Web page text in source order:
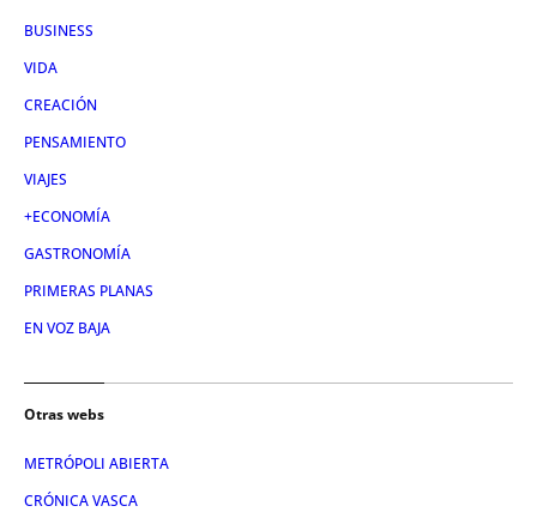
BUSINESS
VIDA
CREACIÓN
PENSAMIENTO
VIAJES
+ECONOMÍA
GASTRONOMÍA
PRIMERAS PLANAS
EN VOZ BAJA
Otras webs
METRÓPOLI ABIERTA
CRÓNICA VASCA